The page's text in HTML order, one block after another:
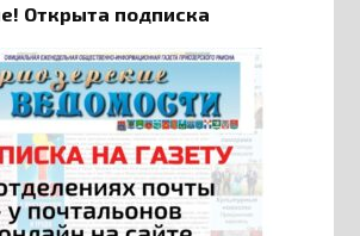
Открыта подписка